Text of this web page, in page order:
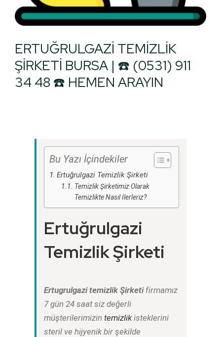
ERTUĞRULGAZİ TEMİZLİK
ŞİRKETİ BURSA | ☎️ (0531) 911
34 48 ☎️ HEMEN ARAYIN
Bu Yazı İçindekiler
Ertuğrulgazi Temizlik Şirketi
Temizlik Şirketimiz Olarak
Temizlikte Nasıl İlerleriz?
Ertuğrulgazi
Temizlik Şirketi
Ertugrulgazi temizlik Şirketi firmamız
7 gün 24 saat siz değerli
müşterilerimizin temizlikisteklerini
steril ve hijyenik bir şekilde